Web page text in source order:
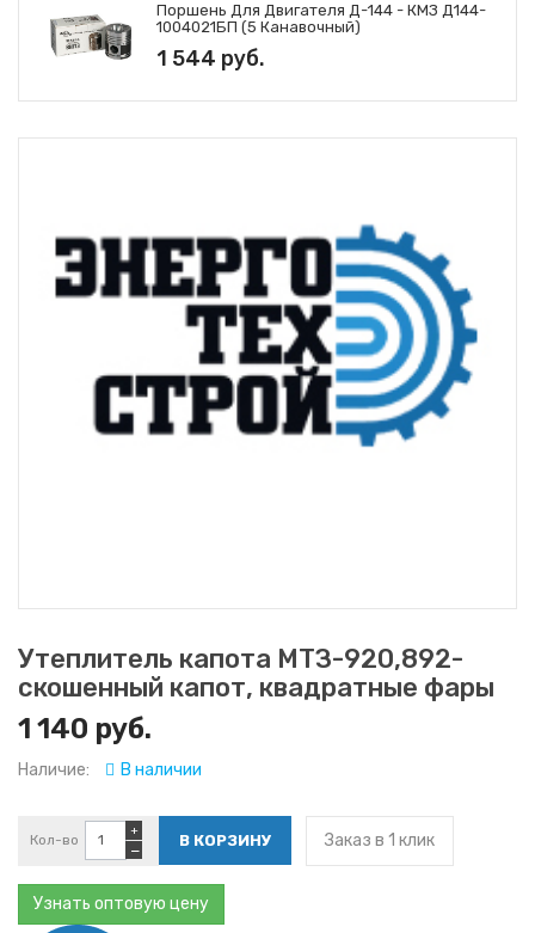
Поршень Для Двигателя Д-144 - КМЗ Д144-
1004021БП (5 Канавочный)
1 544 руб.
Утеплитель капота МТЗ-920,892-
скошенный капот, квадратные фары
1 140 руб.
Наличие: В наличии
Кол-во
−
+ Заказ в 1 клик
Узнать оптовую цену